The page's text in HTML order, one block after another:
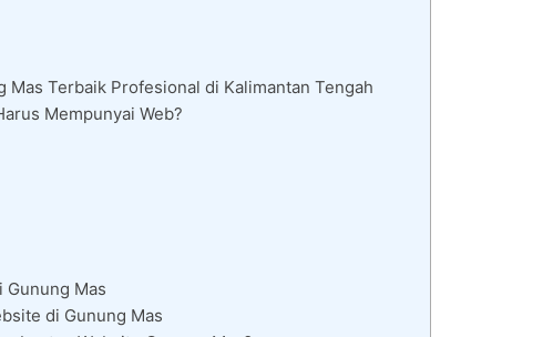
Mas Terbaik Profesional di Kalimantan Tengah
Mempunyai Web?
Gunung Mas
di Gunung Mas